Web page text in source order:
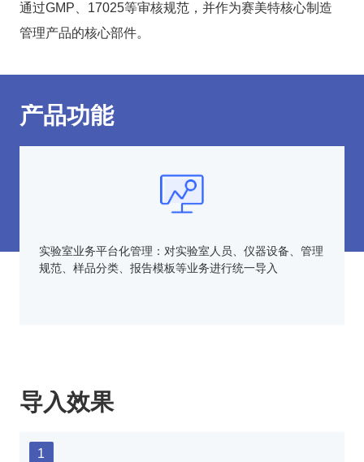
通过GMP、17025等审核规范，并作为赛美特核心制造
管理产品的核心部件。
产品功能
实验室业务平台化管理：对实验室人员、仪器设备、管理
规范、样品分类、报告模板等业务进行统一导入
导入效果
1